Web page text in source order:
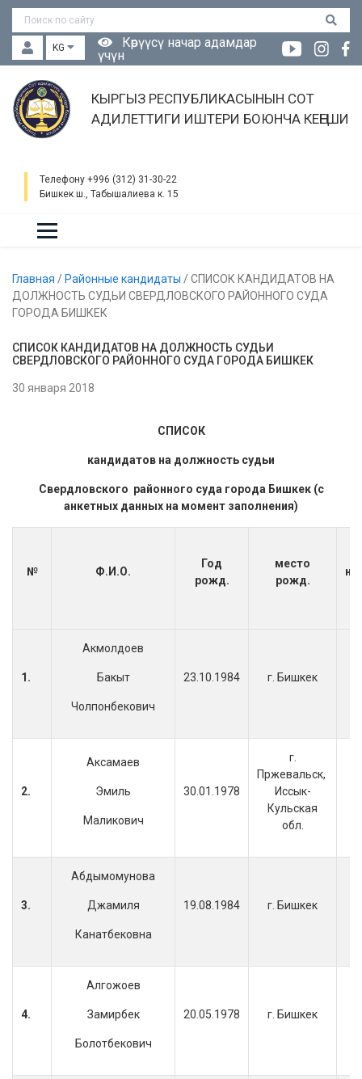
KG
Көрүүсү начар адамдар
үчүн
КЫРГЫЗ РЕСПУБЛИКАСЫНЫН СОТ
АДИЛЕТТИГИ ИШТЕРИ БОЮНЧА КЕҢЕШИ
Телефону +996 (312) 31-30-22
Бишкек ш., Табышалиева к. 15
Главная / Районные кандидаты /СПИСОК КАНДИДАТОВ НА
ДОЛЖНОСТЬ СУДЬИ СВЕРДЛОВСКОГО РАЙОННОГО СУДА
ГОРОДА БИШКЕК
СПИСОК КАНДИДАТОВ НА ДОЛЖНОСТЬ СУДЬИ
СВЕРДЛОВСКОГО РАЙОННОГО СУДА ГОРОДА БИШКЕК
30 января 2018
СПИСОК
кандидатов на должность судьи
Свердловского районного суда города Бишкек (с
анкетных данных на момент заполнения)
№ Ф.И.О.
Год
рожд.
место
рожд.
1.
Акмолдоев
Бакыт
Чолпонбекович
23.10.1984 г. Бишкек
2.
Аксамаев
Эмиль
Маликович
30.01.1978
г.
Пржевальск,
Иссык-
Кульская
обл.
3.
Абдымомунова
Джамиля
Канатбековна
19.08.1984 г. Бишкек
4.
Алгожоев
Замирбек
Болотбекович
20.05.1978 г. Бишкек